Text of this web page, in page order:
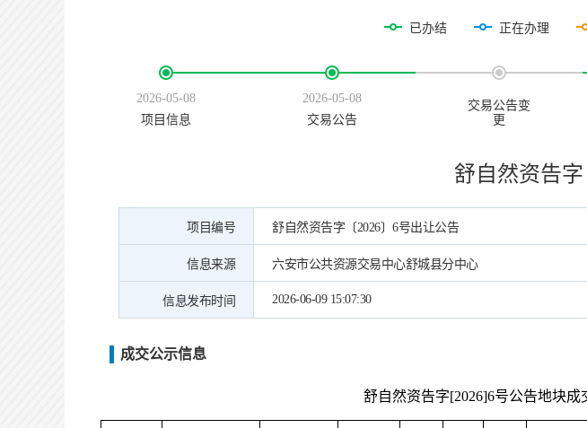
已办结 正在办理
2026-05-08
项目信息
2026-05-08
交易公告
交易公告变
更
舒自然资告
项目编号 舒自然资告字〔2026〕6号出让公告
信息来源 六安市公共资源交易中心舒城县分中心
信息发布时间 2026-06-09 15:07:30
成交公示信息
舒自然资告字[2026]6号公告地块成